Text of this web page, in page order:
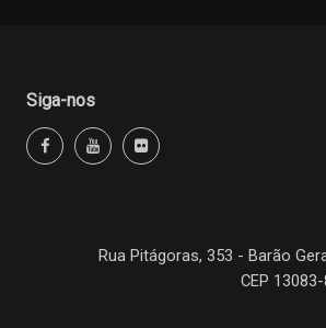
Siga-nos
Rua Pitágoras, 353 - Barão
CEP